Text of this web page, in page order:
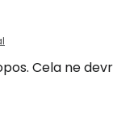
Cela ne